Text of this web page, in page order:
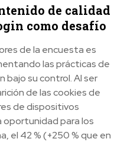
de calidad
como desafío
de la encuesta es
las prácticas de
bajo su control. Al ser
de las cookies de
de dispositivos
oportunidad para los
el 42 % (+250 % que en